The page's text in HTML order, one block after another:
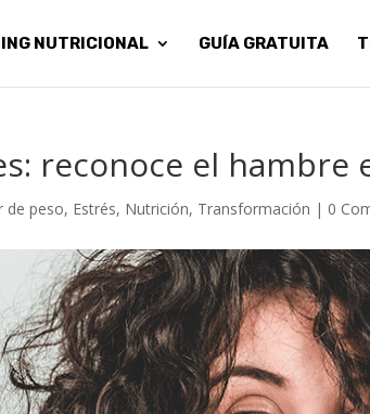
NUTRICIONAL GUÍA GRATUITA
reconoce el hambre
de peso, Estrés, Nutrición, Transformación | 0